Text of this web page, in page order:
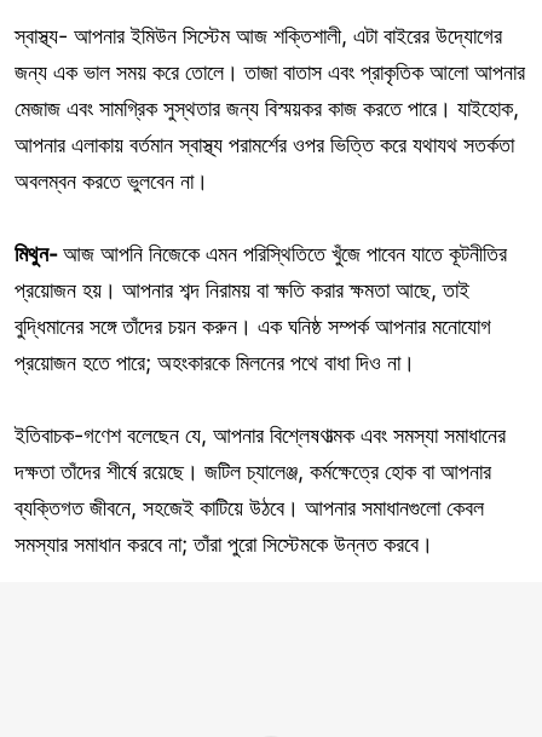
স্বাস্থ্য- আপনার ইমিউন সিস্টেম আজ শক্তিশালী, এটা বাইরের উদ্যোগের
জন্য এক ভাল সময় করে তোলে। তাজা বাতাস এবং প্রাকৃতিক আলো আপনার
মেজাজ এবং সামগ্রিক সুস্থতার জন্য বিস্ময়কর কাজ করতে পারে। যাইহোক,
আপনার এলাকায় বর্তমান স্বাস্থ্য পরামর্শের ওপর ভিত্তি করে যথাযথ সতর্কতা
অবলম্বন করতে ভুলবেন না।
মিথুন-আজ আপনি নিজেকে এমন পরিস্থিতিতে খুঁজে পাবেন যাতে কূটনীতির
প্রয়োজন হয়। আপনার শব্দ নিরাময় বা ক্ষতি করার ক্ষমতা আছে, তাই
বুদ্ধিমানের সঙ্গে তাঁদের চয়ন করুন। এক ঘনিষ্ঠ সম্পর্ক আপনার মনোযোগ
প্রয়োজন হতে পারে; অহংকারকে মিলনের পথে বাধা দিও না।
ইতিবাচক-গণেশ বলেছেন যে, আপনার বিশ্লেষণাত্মক এবং সমস্যা সমাধানের
দক্ষতা তাঁদের শীর্ষে রয়েছে। জটিল চ্যালেঞ্জ, কর্মক্ষেত্রে হোক বা আপনার
ব্যক্তিগত জীবনে, সহজেই কাটিয়ে উঠবে। আপনার সমাধানগুলো কেবল
সমস্যার সমাধান করবে না; তাঁরা পুরো সিস্টেমকে উন্নত করবে।